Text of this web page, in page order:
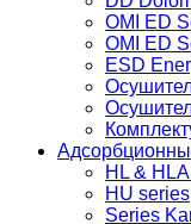
OMI ED
OMI ED
ESD
HL &
HU series
Series